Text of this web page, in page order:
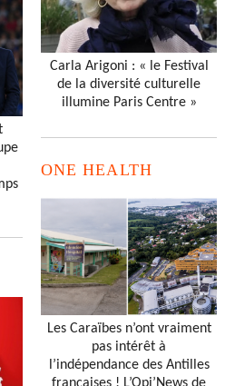
Carla Arigoni : « le Festival
de la diversité culturelle
illumine Paris Centre »
ONE HEALTH
Les Caraïbes n’ont vraiment
pas intérêt à
l’indépendance des Antilles
françaises ! L’Opi’News de